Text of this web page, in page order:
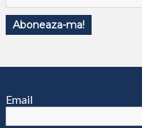
Email
Aboneaza-ma!
ANPC